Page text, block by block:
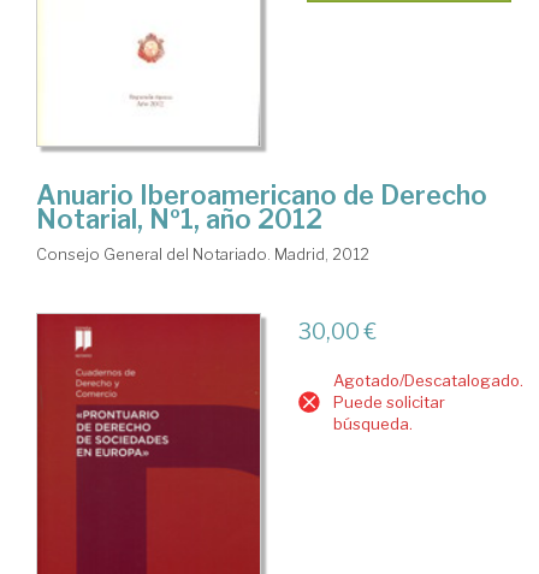
Anuario Iberoamericano de Derecho
Notarial, Nº1, año 2012
Consejo General del Notariado. Madrid, 2012
30,00 €
Agotado/Descatalogado.
Puede solicitar
búsqueda.